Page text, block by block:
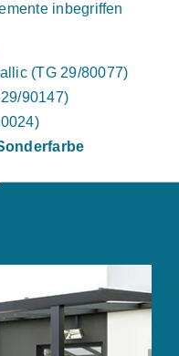
inbegriffen
(TG 29/80077)
90147)